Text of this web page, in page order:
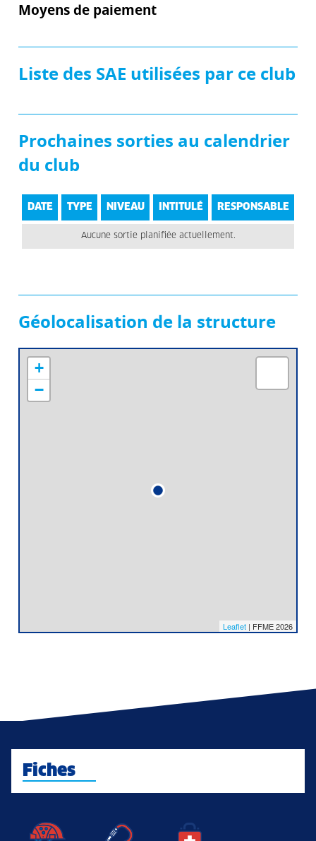
Moyens de paiement
Liste des SAE utilisées par ce club
Prochaines sorties au calendrier
du club
DATE TYPE NIVEAU INTITULÉ RESPONSABLE
Aucune sortie planifiée actuellement.
Géolocalisation de la structure
+
−
Leaflet | FFME 2026
Fiches